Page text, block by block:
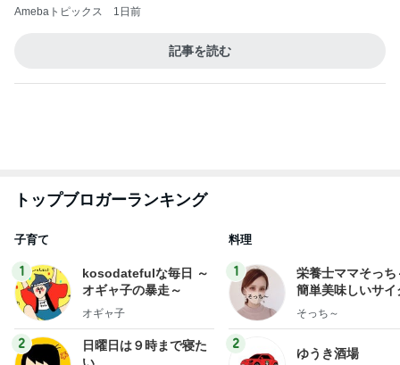
あべかわ
3
はやパパ
3
モモ母さん
もっと見る